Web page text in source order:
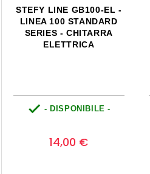
STEFY LINE GB100-EL -
LINEA 100 STANDARD
SERIES - CHITARRA
ELETTRICA
 - DISPONIBILE -
14,00 €